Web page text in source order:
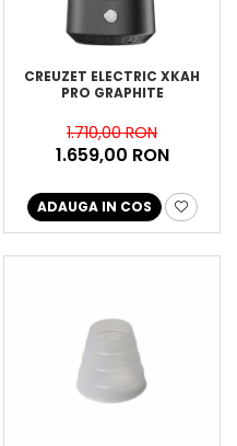
CREUZET ELECTRIC XKAH
PRO GRAPHITE
1.710,00 RON
1.659,00 RON
ADAUGA IN COS